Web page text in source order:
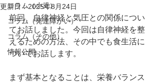
コラム（小児）
コラム（発達障がい）
コラム（その他）
情報公開
更新日：2025年8月24日
前回、自律神経と気圧との関係につい
てお話しました。今回は自律神経を整
えるための方法、その中でも食生活に
ついてお話します。
まず基本となることは、栄養バランス